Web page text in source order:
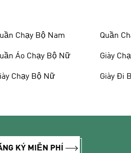
Chạy Bộ Nam
Áo Chạy Bộ Nữ
Chạy Bộ Nữ
Quần
Giày
Giày Đi
KÝ MIỄN PHÍ